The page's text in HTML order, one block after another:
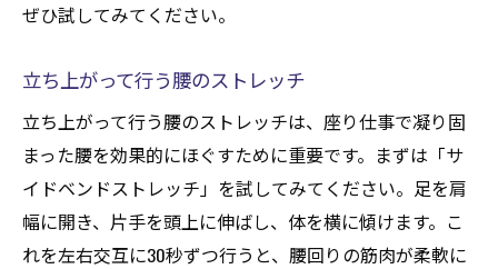
ぜひ試してみてください。
立ち上がって行う腰のストレッチ
立ち上がって行う腰のストレッチは、座り仕事で凝り固
まった腰を効果的にほぐすために重要です。まずは「サ
イドベンドストレッチ」を試してみてください。足を肩
幅に開き、片手を頭上に伸ばし、体を横に傾けます。こ
れを左右交互に30秒ずつ行うと、腰回りの筋肉が柔軟に